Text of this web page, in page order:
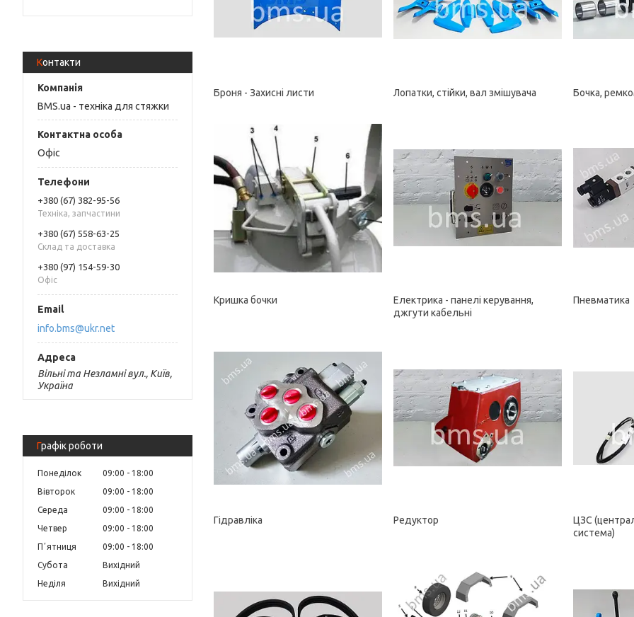
Контакти
BMS.ua - техніка для стяжки
Офіс
+380 (67) 382-95-56
Техніка, запчастини
+380 (67) 558-63-25
Склад та доставка
+380 (97) 154-59-30
Офіс
info.bms@ukr.net
Вільні та Незламні вул., Київ,
Україна
Графік роботи
Понеділок 09:00
18:00
Вівторок
09:00
18:00
Середа
09:00
18:00
Четвер
09:00
18:00
Пʼятниця
09:00
18:00
Субота
Вихідний
Неділя
Вихідний
Броня - Захисні листи Лопатки, стійки, вал змішувача Бочка,
Кришка бочки
Електрика - панелі керування,
джгути кабельні
Пневматика
Гідравліка Редуктор
ЦЗС
система)